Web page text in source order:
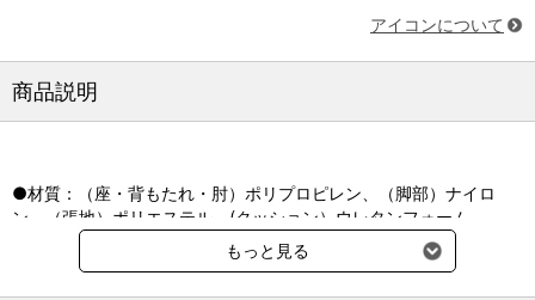
アイコンについて
商品説明
●材質：（座・背もたれ・肘）ポリプロピレン、（脚部）ナイロ
ン、（張地）ポリエステル、(クッション）ウレタンフォーム
●サイズ：W57×D62×H82-94cm
●座面高：44-56cm
もっと見る